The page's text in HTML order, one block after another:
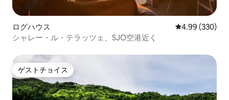
ログハウス レビュー330
4.99 (330)
シャレー・ル・テラッツェ、SJO空港近く
ゲストチョイス
ゲストチョイス